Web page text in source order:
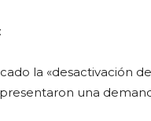
la «desactivación
presentaron una